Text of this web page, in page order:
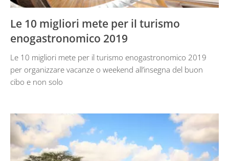
Le 10 migliori mete per il turismo
enogastronomico 2019
Le 10 migliori mete per il turismo enogastronomico 2019
per organizzare vacanze o weekend all’insegna del buon
cibo e non solo